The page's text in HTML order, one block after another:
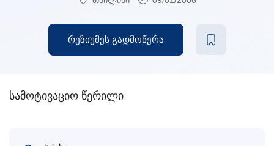
რეზიუმეს გადმოწერა
სამოტივაციო წერილი